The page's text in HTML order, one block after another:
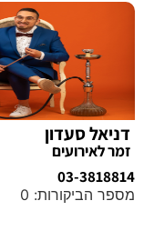
דניאל סעדון
זמר לאירועים
03-3818814
מספר הביקורות: 0